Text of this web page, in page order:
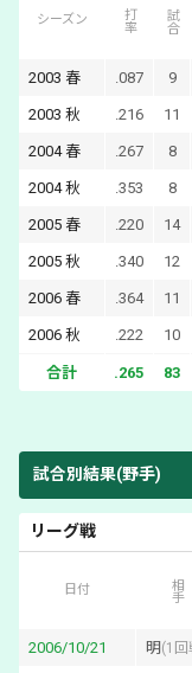
シーズン 打率 試合
2003 春 .087 9
2003 秋 .216 11
2004 春 .267 8
2004 秋 .353 8
2005 春 .220 14
2005 秋 .340 12
2006 春 .364 11
2006 秋 .222 10
合計 .265 83
試合別結果(野手)
リーグ戦
日付 相手
2006/10/21 明 (1回